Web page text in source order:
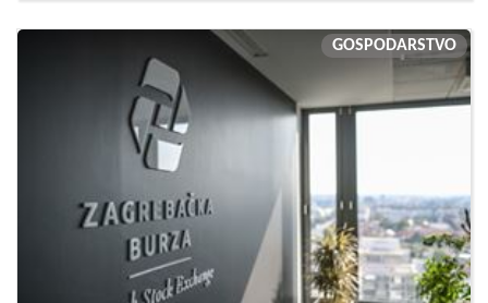
GOSPODARSTVO